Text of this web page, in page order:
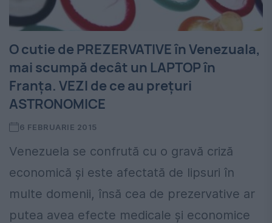
O cutie de PREZERVATIVE în Venezuala,
mai scumpă decât un LAPTOP în
Franța. VEZI de ce au prețuri
ASTRONOMICE
6 FEBRUARIE 2015
Venezuela se confrută cu o gravă criză
economică și este afectată de lipsuri în
multe domenii, însă cea de prezervative ar
putea avea efecte medicale şi economice